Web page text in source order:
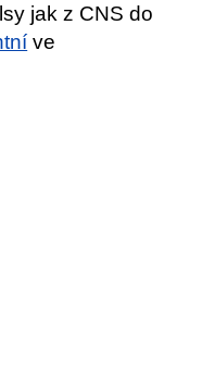
jak z CNS do
ve